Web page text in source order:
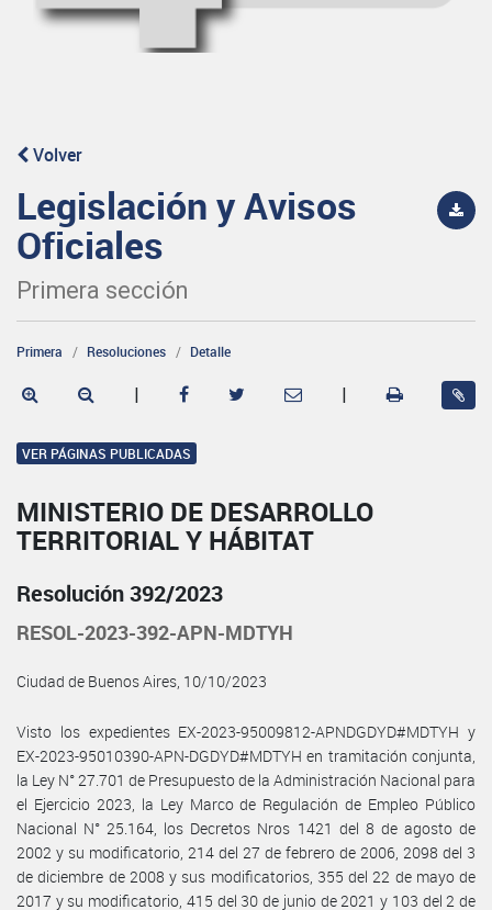
Volver
Legislación y Avisos
Oficiales
Primera sección
Primera Resoluciones Detalle
| |
VER PÁGINAS PUBLICADAS
MINISTERIO DE DESARROLLO
TERRITORIAL Y HÁBITAT
Resolución 392/2023
RESOL-2023-392-APN-MDTYH
Ciudad de Buenos Aires, 10/10/2023
Visto los expedientes EX-2023-95009812-APNDGDYD#MDTYH y
EX-2023-95010390-APN-DGDYD#MDTYH en tramitación conjunta,
la Ley N° 27.701 de Presupuesto de la Administración Nacional para
el Ejercicio 2023, la Ley Marco de Regulación de Empleo Público
Nacional N° 25.164, los Decretos Nros 1421 del 8 de agosto de
2002 y su modificatorio, 214 del 27 de febrero de 2006, 2098 del 3
de diciembre de 2008 y sus modificatorios, 355 del 22 de mayo de
2017 y su modificatorio, 415 del 30 de junio de 2021 y 103 del 2 de